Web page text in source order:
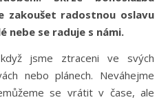
zakoušet radostnou oslavu
nebe se raduje s námi.
jsme ztraceni ve svých
nebo plánech. Neváhejme
se vrátit v čase, ale